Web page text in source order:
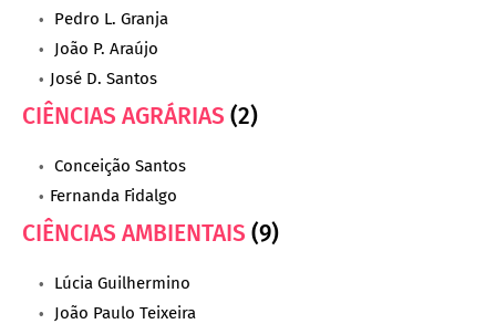
Pedro L. Granja
João P. Araújo
José D. Santos
CIÊNCIAS AGRÁRIAS (2)
Conceição Santos
Fernanda Fidalgo
CIÊNCIAS AMBIENTAIS (9)
Lúcia Guilhermino
João Paulo Teixeira